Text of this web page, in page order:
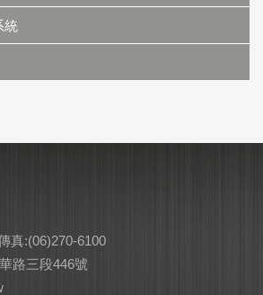
統
真:(06)270-6100
路三段446號